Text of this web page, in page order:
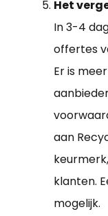
Het
In 3-4
offertes
Er is
aan
klanten.
mogelijk.